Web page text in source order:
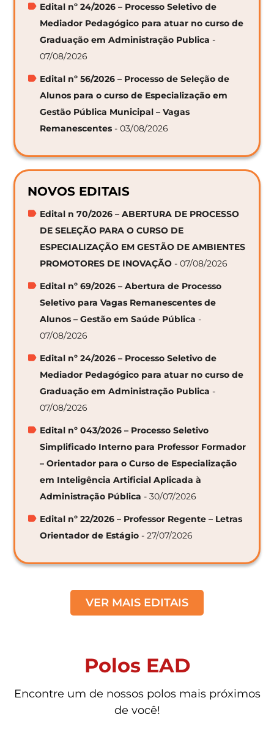
Edital nº 24/2026 – Processo Seletivo de
Mediador Pedagógico para atuar no curso de
Graduação em Administração Publica -
07/08/2026
Edital nº 56/2026 – Processo de Seleção de
Alunos para o curso de Especialização em
Gestão Pública Municipal – Vagas
Remanescentes - 03/08/2026
NOVOS EDITAIS
Edital n 70/2026 – ABERTURA DE PROCESSO
DE SELEÇÃO PARA O CURSO DE
ESPECIALIZAÇÃO EM GESTÃO DE AMBIENTES
PROMOTORES DE INOVAÇÃO - 07/08/2026
Edital nº 69/2026 – Abertura de Processo
Seletivo para Vagas Remanescentes de
Alunos – Gestão em Saúde Pública -
07/08/2026
Edital nº 24/2026 – Processo Seletivo de
Mediador Pedagógico para atuar no curso de
Graduação em Administração Publica -
07/08/2026
Edital nº 043/2026 – Processo Seletivo
Simplificado Interno para Professor Formador
– Orientador para o Curso de Especialização
em Inteligência Artificial Aplicada à
Administração Pública - 30/07/2026
Edital nº 22/2026 – Professor Regente – Letras
Orientador de Estágio - 27/07/2026
VER MAIS EDITAIS
Polos EAD
Encontre um de nossos polos mais próximos
de você!